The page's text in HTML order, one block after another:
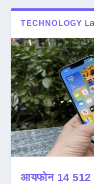
TECHNOLOGY
आयफोन 14 512